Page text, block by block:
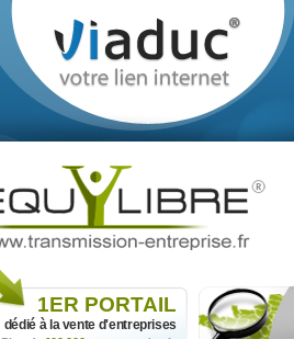
1ER PORTAIL
dédié à la vente d'entreprises